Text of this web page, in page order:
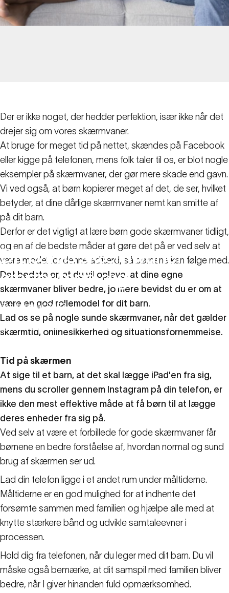
Ditbarnsskærmvaner
startermed dig
1. februar 2023
Familie-ressourcer Dit barns skærmvaner starter med dig
Der er ikke noget, der hedder perfektion, især ikke når det
drejer sig om vores skærmvaner.
At bruge for meget tid på nettet, skændes på Facebook
eller kigge på telefonen, mens folk taler til os, er blot nogle
eksempler på skærmvaner, der gør mere skade end gavn.
Vi ved også, at børn kopierer meget af det, de ser, hvilket
betyder, at dine dårlige skærmvaner nemt kan smitte af
på dit barn.
Derfor er det vigtigt at lære børn gode skærmvaner tidligt,
og en af de bedste måder at gøre det på er ved selv at
være model for denne adfærd, så børnene kan følge med.
Det bedste er, at du vil opleve, at dine egne
skærmvaner bliver bedre, jo mere bevidst du er om at
være en god rollemodel for dit barn.
Lad os se på nogle sunde skærmvaner, når det gælder
skærmtid, onlinesikkerhed og situationsfornemmelse.
Tid på skærmen
At sige til et barn, at det skal lægge iPad'en fra sig,
mens du scroller gennem Instagram på din telefon, er
ikke den mest effektive måde at få børn til at lægge
deres enheder fra sig på.
Ved selv at være et forbillede for gode skærmvaner får
børnene en bedre forståelse af, hvordan normal og sund
brug af skærmen ser ud.
Lad din telefon ligge i et andet rum under måltiderne.
Måltiderne er en god mulighed for at indhente det
forsømte sammen med familien og hjælpe alle med at
knytte stærkere bånd og udvikle samtaleevner i
processen.
Hold dig fra telefonen, når du leger med dit barn. Du vil
måske også bemærke, at dit samspil med familien bliver
bedre, når I giver hinanden fuld opmærksomhed.